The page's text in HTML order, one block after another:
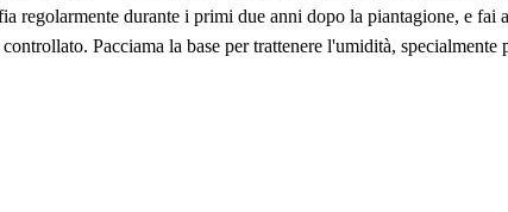
regolarmente durante i primi due anni dopo la piantagione, e fai
Pacciama la base per trattenere l'umidità, specialmente